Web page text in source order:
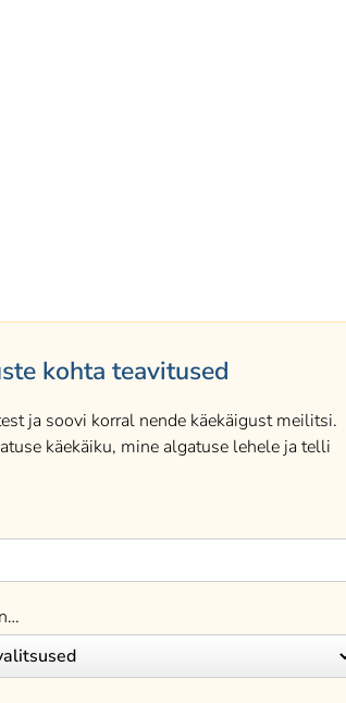
kohta teavitused
ja soovi korral nende käekäigust meilitsi.
käekäiku, mine algatuse lehele ja telli